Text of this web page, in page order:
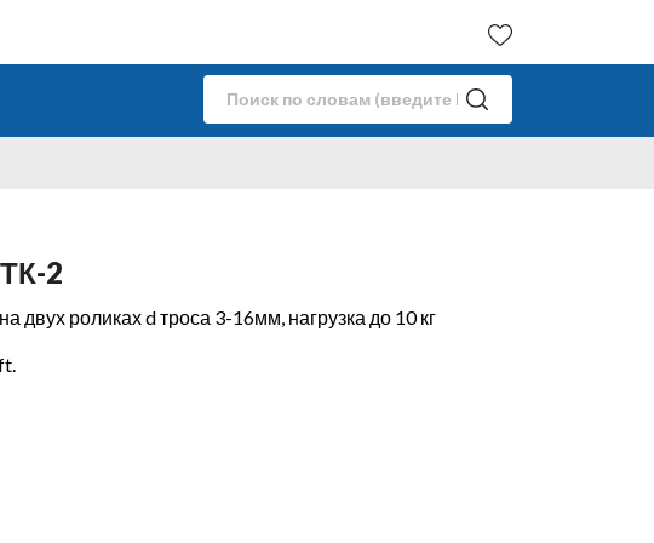
2
на двух роликах d троса 3-16мм, нагрузка до 10 кг